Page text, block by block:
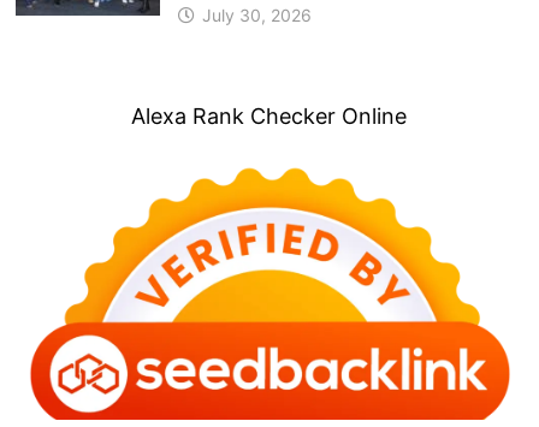
July 30, 2026
Alexa Rank Checker Online